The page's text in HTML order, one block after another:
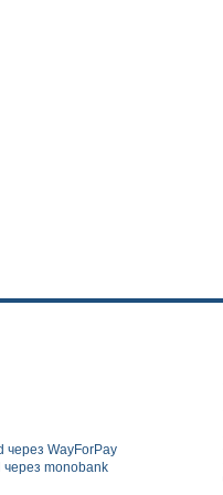
ротору. Коническая
шестерня
Горизонтальная
получать большую
Материалы
Помимо типа
работы. Традиционно